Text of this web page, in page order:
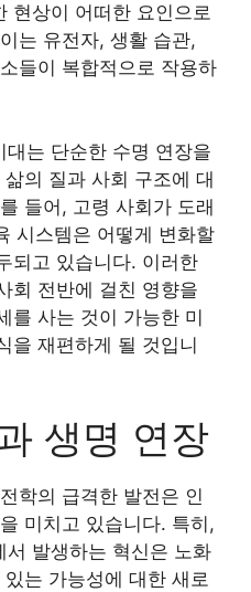
현상이 어떠한 요인으로
는 유전자, 생활 습관,
들이 복합적으로 작용하
는 단순한 수명 연장을
의 질과 사회 구조에 대
들어, 고령 사회가 도래
시스템은 어떻게 변화할
되고 있습니다. 이러한
회 전반에 걸친 영향을
를 사는 것이 가능한 미
을 재편하게 될 것입니
생명 연장
학의 급격한 발전은 인
미치고 있습니다. 특히,
발생하는 혁신은 노화
는 가능성에 대한 새로